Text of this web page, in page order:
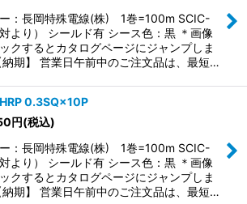
ー：長岡特殊電線(株) 1巻=100m SCIC-
より） シールド有 シース色：黒 ＊画像
クするとカタログページにジャンプしま
期】 営業日午前中のご注文品は、最短…
0.3SQ×10P
円(税込)
ー：長岡特殊電線(株) 1巻=100m SCIC-
より） シールド有 シース色：黒 ＊画像
クするとカタログページにジャンプしま
期】 営業日午前中のご注文品は、最短…